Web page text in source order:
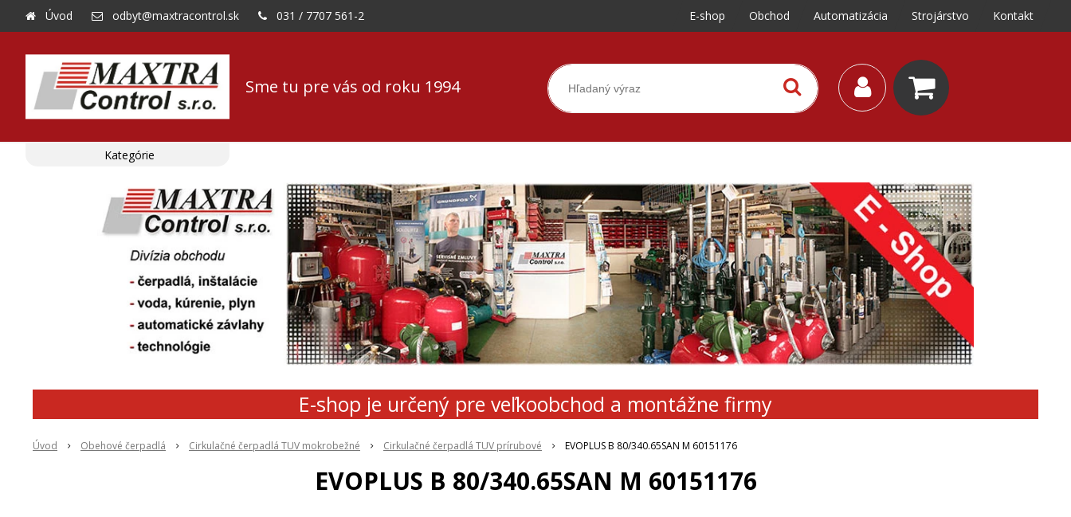
Sme tu pre vás od roku 1994
Úvod odbyt@maxtracontrol.sk 031 / 7707 561-2 E-shop Obchod Automatizácia Strojárstvo Kontakt
E-shop je určený pre veľkoobchod a montážne firmy
Úvod Obehové čerpadlá Cirkulačné čerpadlá TUV mokrobežné Cirkulačné čerpadlá TUV prírubové EVOPLUS B 80/340.65SAN M 60151176
EVOPLUS B 80/340.65SAN M 60151176
Kategórie